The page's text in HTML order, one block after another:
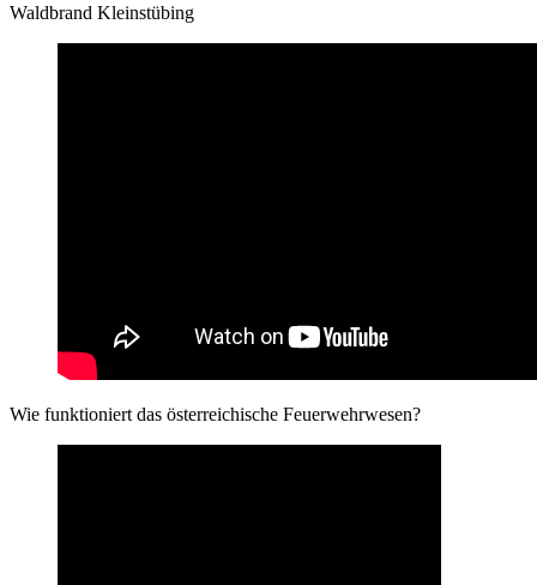
Waldbrand Kleinstübing
Wie funktioniert das österreichische Feuerwehrwesen?